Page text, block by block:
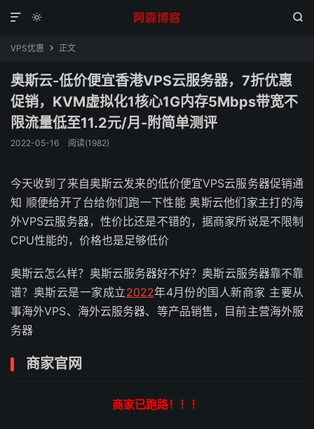
 

VPS优惠  正文
奥斯云-低价便宜香港VPS云服务器，7折优惠
促销，KVM虚拟化1核心1G内存5Mbps带宽不
限流量低至11.2元/月-附简单测评
2022-05-16 阅读(1982)
今天收到了来自奥斯云发来的低价便宜VPS云服务器促销通
知 顺便给开了台给你们跑一下性能 奥斯云他们家主打的海
外VPS云服务器，性价比还是不错的，据商家所说是不限制
CPU性能的，价格也是足够低价
奥斯云怎么样？奥斯云服务器好不好？奥斯云服务器靠不靠
谱？奥斯云是一家成立2022年4月份的国人新商家 主要从
事海外VPS、海外云服务器、等产品销售，目前主营海外服
务器
商家官网
商家已跑路！！！